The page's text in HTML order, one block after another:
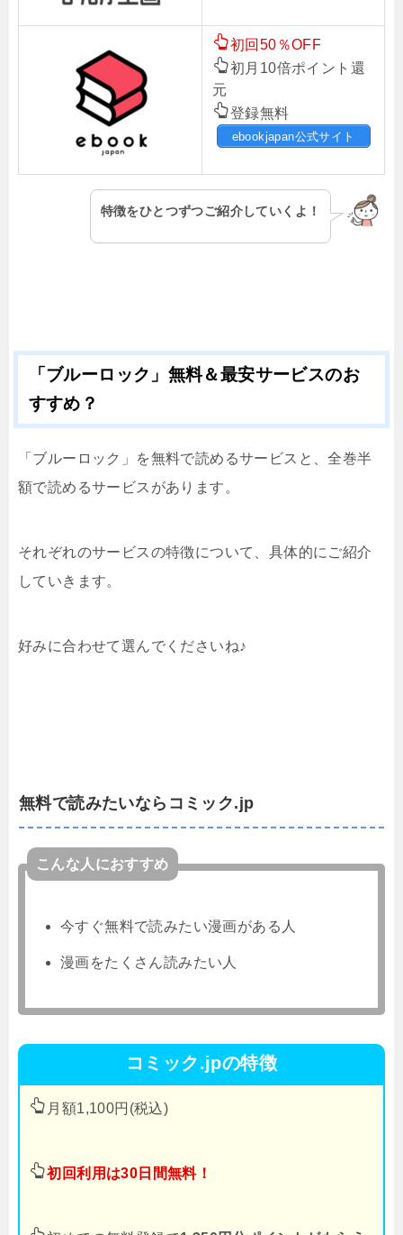
初回50％OFF
初月10倍ポイント還
元
登録無料
ebookjapan公式サイト
特徴をひとつずつご紹介していくよ！
「ブルーロック」無料＆最安サービスのお
すすめ？
「ブルーロック」を無料で読めるサービスと、全巻半
額で読めるサービスがあります。
それぞれのサービスの特徴について、具体的にご紹介
していきます。
好みに合わせて選んでくださいね♪
無料で読みたいならコミック.jp
こんな人におすすめ
今すぐ無料で読みたい漫画がある人
漫画をたくさん読みたい人
コミック.jpの特徴
月額1,100円(税込)
初回利用は30日間無料！